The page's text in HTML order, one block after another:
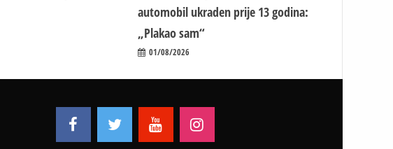
automobil ukraden prije 13 godina:
„Plakao sam“
01/08/2026